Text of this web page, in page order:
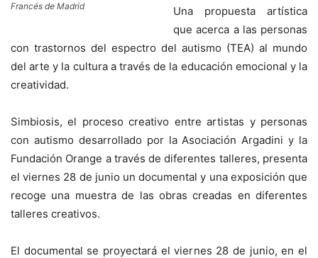
Francés de Madrid
Una propuesta artística
que acerca a las personas
con trastornos del espectro del autismo (TEA) al mundo
del arte y la cultura a través de la educación emocional y la
creatividad.
Simbiosis, el proceso creativo entre artistas y personas
con autismo desarrollado por la Asociación Argadini y la
Fundación Orange a través de diferentes talleres, presenta
el viernes 28 de junio un documental y una exposición que
recoge una muestra de las obras creadas en diferentes
talleres creativos.
El documental se proyectará el viernes 28 de junio, en el